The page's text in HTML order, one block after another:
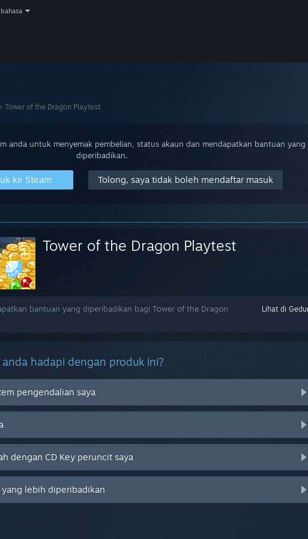
bahasa
> Tower of the Dragon Playtest
anda untuk menyemak pembelian, status akaun dan mendapatkan bantuan yang
diperibadikan.
ke Steam Tolong, saya tidak boleh mendaftar masuk
Tower of the Dragon Playtest
Lihat di
bantuan yang diperibadikan bagi Tower of the Dragon
hadapi dengan produk ini?
pengendalian saya
dengan CD Key peruncit saya
lebih diperibadikan